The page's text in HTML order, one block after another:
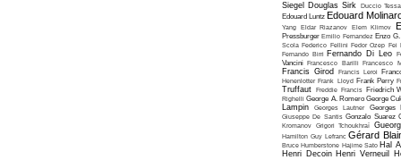
Siegel
Douglas Sirk Duccio
Edouard Luntz Edouard
Yang Eldar Riazanov Elem Klimov
Pressburger Emilio Fernandez Enzo
Scola Federico Fellini Fedor Ozep Fei
Fernando Birri Fernando Di Leo
Vancini Francesco Barilli Francesco
Francis Girod Francis Leroi
Henenlotter Frank Lloyd Frank Perry
Truffaut Freddie Francis Friedrich
Righelli George A. Romero George
Lampin Georges Lautner
Georges
Giuseppe De Santis Gonzalo Suarez
Kromanov Grigori Tchoukhraï
Hamilton Guy Lefranc Gérard
Bruce Humberstone Hajime Sato Hal
Henri Decoin Henri Verneuil